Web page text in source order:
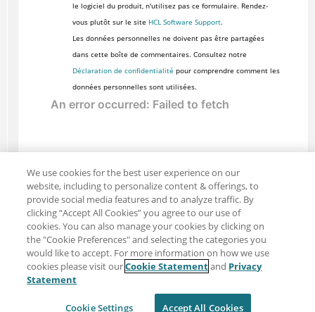
le logiciel du produit, n'utilisez pas ce formulaire. Rendez-
vous plutôt sur le site HCL Software Support.
Les données personnelles ne doivent pas être partagées
dans cette boîte de commentaires. Consultez notre
Déclaration de confidentialité pour comprendre comment les
données personnelles sont utilisées.
Partager : Courriel
Twitter
Clause de non-responsabilité
Intimité
We use cookies for the best user experience on our
website, including to personalize content & offerings, to
provide social media features and to analyze traffic. By
clicking “Accept All Cookies” you agree to our use of
cookies. You can also manage your cookies by clicking on
the "Cookie Preferences" and selecting the categories you
would like to accept. For more information on how we use
cookies please visit ourCookie Statementand Privacy
Statement
Cookie Settings Accept All Cookies